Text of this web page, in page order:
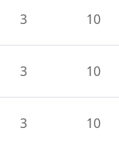
3 10
3 10
3 10